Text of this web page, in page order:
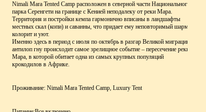
Nimali Mara Tented Camp расположен в северной части Национального
парка Серенгети на границе с Кенией неподалеку от реки Мара.
Территория и постройки кемпа гармонично вписаны в ландшафты
местных скал (копи) и саванны, что придает ему неповторимый шарм,
колорит и уют.
Именно здесь в период с июля по октябрь в разгар Великой миграции
антилоп гну происходит самое зрелищное событие – пересечение реки
Мара, в которой обитает одна из самых крупных популяций
крокодилов в Африке.
Проживание: Nimali Mara Tented Camp, Luxury Tent